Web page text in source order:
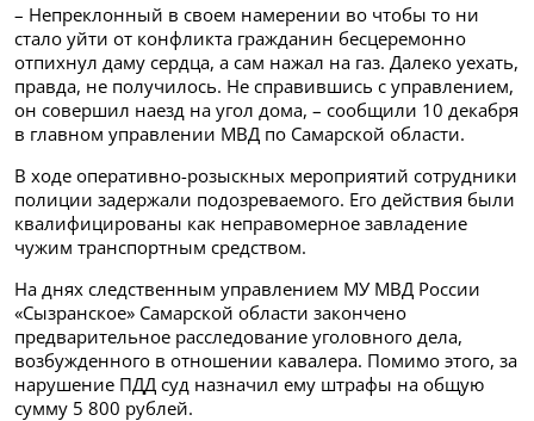
– Непреклонный в своем намерении во чтобы то ни
стало уйти от конфликта гражданин бесцеремонно
отпихнул даму сердца, а сам нажал на газ. Далеко уехать,
правда, не получилось. Не справившись с управлением,
он совершил наезд на угол дома, – сообщили 10 декабря
в главном управлении МВД по Самарской области.
В ходе оперативно-розыскных мероприятий сотрудники
полиции задержали подозреваемого. Его действия были
квалифицированы как неправомерное завладение
чужим транспортным средством.
На днях следственным управлением МУ МВД России
«Сызранское» Самарской области закончено
предварительное расследование уголовного дела,
возбужденного в отношении кавалера. Помимо этого, за
нарушение ПДД суд назначил ему штрафы на общую
сумму 5 800 рублей.